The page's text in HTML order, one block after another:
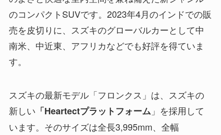
のコンパクトSUVです。2023年4月のインドでの販
売を皮切りに、スズキのグローバルカーとして中
南米、中近東、アフリカなどでも好評を得ていま
す。
スズキの最新モデル「フロンクス」は、スズキの
新しい 「Heartectプラットフォーム 」を採用して
います。そのサイズは全長3,995mm、全幅